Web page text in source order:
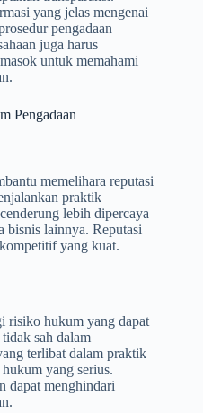
yang jelas mengenai
pengadaan
juga harus
untuk memahami
Pengadaan
memelihara reputasi
praktik
lebih dipercaya
bisnis lainnya. Reputasi
yang kuat.
risiko hukum yang dapat
sah dalam
terlibat dalam praktik
yang serius.
dapat menghindari